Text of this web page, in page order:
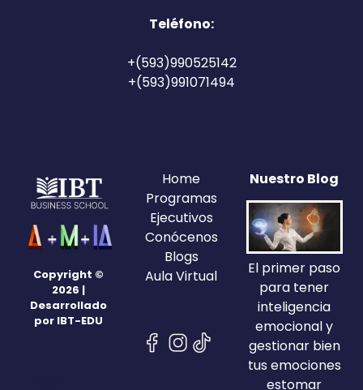
Teléfono:
+(593)990525142
+(593)991071494
Copyright ©
2026 |
Desarrollado
por IBT-EDU
Home
Programas
Ejecutivos
Conócenos
Blogs
Aula Virtual
Nuestro Blog
El primer paso
para tener
inteligencia
emocional y
gestionar bien
tus emociones
estomar